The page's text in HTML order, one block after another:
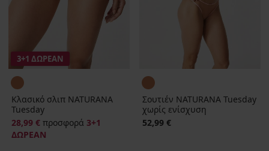
3+1 ΔΩΡΕΑΝ
Κλασικό σλιπ NATURANA
Tuesday
28,99 € προσφορά 3+1
ΔΩΡΕΑΝ
Σουτιέν NATURANA Tuesday
χωρίς ενίσχυση
52,99 €